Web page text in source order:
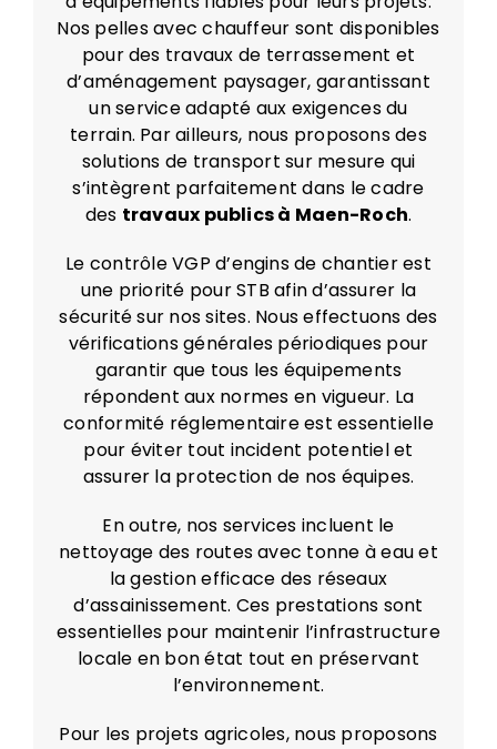
Nos pelles avec chauffeur sont disponibles
pour des travaux de terrassement et
d’aménagement paysager, garantissant
un service adapté aux exigences du
terrain. Par ailleurs, nous proposons des
solutions de transport sur mesure qui
s’intègrent parfaitement dans le cadre
des travaux publics à Maen-Roch.
Le contrôle VGP d’engins de chantier est
une priorité pour STB afin d’assurer la
sécurité sur nos sites. Nous effectuons des
vérifications générales périodiques pour
garantir que tous les équipements
répondent aux normes en vigueur. La
conformité réglementaire est essentielle
pour éviter tout incident potentiel et
assurer la protection de nos équipes.
En outre, nos services incluent le
nettoyage des routes avec tonne à eau et
la gestion efficace des réseaux
d’assainissement. Ces prestations sont
essentielles pour maintenir l’infrastructure
locale en bon état tout en préservant
l’environnement.
Pour les projets agricoles, nous proposons